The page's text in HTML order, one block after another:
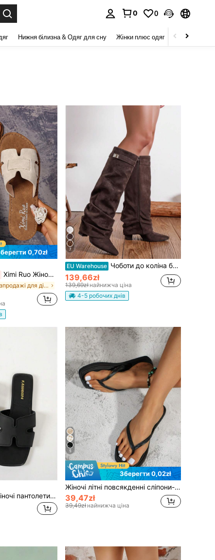
0 0
Нижня білизна & Одяг для сну Жінки плюс одяг Краса та
0,70zł
Ximi Ruo Жіночі повсякденні плоскі сліпони-шльопанці в корейському стилі, відкритий носок, плетення в римському стилі, для весни, літа, пляжу та відпустки
в розпродажі для дітей до школи Жіночі сандалі
7
EU Warehouse Чоботи до коліна без шнурівки на товстих підборах, мінімалістичні та універсальні з гострим носком, високе халяву, жіночі сексуальні чоботи-вершниці
139,66zł
139,69złнайнижча ціна
4-5 робочих днів
MICCOM Модні жіночі пантолети на плоскій підошві з квадратним відкритим носком, нові універсальні сандалі на весну/літо
5
Зберегти 0,02zł
Жіночі літні повсякденні сліпони-в'єтнамки з квадратним носком, легкі, для дому, вулиці, пляжу, басейну та гуртожитку
39,47zł
39,49złнайнижча ціна